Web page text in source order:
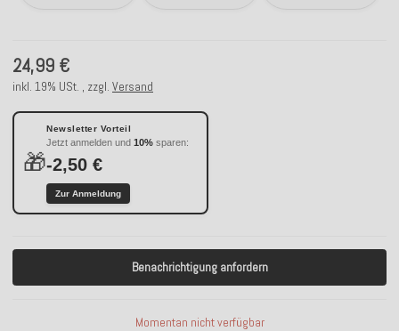
24,99 €
inkl. 19% USt. , zzgl. Versand
🎁
Newsletter Vorteil
Jetzt anmelden und 10% sparen:
-2,50 €
Zur Anmeldung
Benachrichtigung anfordern
Momentan nicht verfügbar